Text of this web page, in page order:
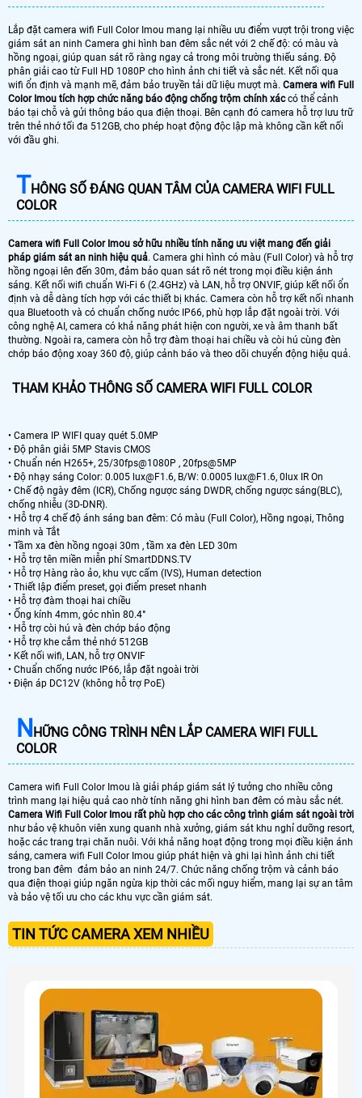
Lắp đặt camera wifi Full Color Imou mang lại nhiều ưu điểm vượt trội trong việc
giám sát an ninh Camera ghi hình ban đêm sắc nét với 2 chế độ: có màu và
hồng ngoại, giúp quan sát rõ ràng ngay cả trong môi trường thiếu sáng. Độ
phân giải cao từ Full HD 1080P cho hình ảnh chi tiết và sắc nét. Kết nối qua
wifi ổn định và mạnh mẽ, đảm bảo truyền tải dữ liệu mượt mà. Camera wifi Full
Color Imou tích hợp chức năng báo động chống trộm chính xáccó thể cảnh
báo tại chỗ và gửi thông báo qua điện thoại. Bên cạnh đó camera hỗ trợ lưu trữ
trên thẻ nhớ tối đa 512GB, cho phép hoạt động độc lập mà không cần kết nối
với đầu ghi.
THÔNG SỐ ĐÁNG QUAN TÂM CỦA CAMERA WIFI FULL
COLOR
Camera wifi Full Color Imou sở hữu nhiều tính năng ưu việt mang đến giải
pháp giám sát an ninh hiệu quả. Camera ghi hình có màu (Full Color) và hỗ trợ
hồng ngoại lên đến 30m, đảm bảo quan sát rõ nét trong mọi điều kiện ánh
sáng. Kết nối wifi chuẩn Wi-Fi 6 (2.4GHz) và LAN, hỗ trợ ONVIF, giúp kết nối ổn
định và dễ dàng tích hợp với các thiết bị khác. Camera còn hỗ trợ kết nối nhanh
qua Bluetooth và có chuẩn chống nước IP66, phù hợp lắp đặt ngoài trời. Với
công nghệ AI, camera có khả năng phát hiện con người, xe và âm thanh bất
thường. Ngoài ra, camera còn hỗ trợ đàm thoại hai chiều và còi hú cùng đèn
chớp báo động xoay 360 độ, giúp cảnh báo và theo dõi chuyển động hiệu quả.
THAM KHẢO THÔNG SỐ CAMERA WIFI FULL COLOR
• Camera IP WIFI quay quét 5.0MP
• Độ phân giải 5MP Stavis CMOS
• Chuẩn nén H265+, 25/30fps@1080P , 20fps@5MP
• Độ nhạy sáng Color: 0.005 lux@F1.6, B/W: 0.0005 lux@F1.6, 0lux IR On
• Chế độ ngày đêm (ICR), Chống ngược sáng DWDR, chống ngược sáng(BLC),
chống nhiễu (3D-DNR).
• Hỗ trợ 4 chế độ ánh sáng ban đêm: Có màu (Full Color), Hồng ngoại, Thông
minh và Tắt
• Tầm xa đèn hồng ngoại 30m , tầm xa đèn LED 30m
• Hỗ trợ tên miền miễn phí SmartDDNS.TV
• Hỗ trợ Hàng rào ảo, khu vực cấm (IVS), Human detection
• Thiết lập điểm preset, gọi điểm preset nhanh
• Hỗ trợ đàm thoại hai chiều
• Ống kính 4mm, góc nhìn 80.4°
• Hỗ trợ còi hú và đèn chớp báo động
• Hỗ trợ khe cắm thẻ nhớ 512GB
• Kết nối wifi, LAN, hỗ trợ ONVIF
• Chuẩn chống nước IP66, lắp đặt ngoài trời
• Điện áp DC12V (không hỗ trợ PoE)
NHỮNG CÔNG TRÌNH NÊN LẮP CAMERA WIFI FULL
COLOR
Camera wifi Full Color Imou là giải pháp giám sát lý tưởng cho nhiều công
trình mang lại hiệu quả cao nhờ tính năng ghi hình ban đêm có màu sắc nét.
Camera Wifi Full Color Imou rất phù hợp cho các công trình giám sát ngoài trời
như bảo vệ khuôn viên xung quanh nhà xưởng, giám sát khu nghỉ dưỡng resort,
hoặc các trang trại chăn nuôi. Với khả năng hoạt động trong mọi điều kiện ánh
sáng, camera wifi Full Color Imou giúp phát hiện và ghi lại hình ảnh chi tiết
trong ban đêm đảm bảo an ninh 24/7. Chức năng chống trộm và cảnh báo
qua điện thoại giúp ngăn ngừa kịp thời các mối nguy hiểm, mang lại sự an tâm
và bảo vệ tối ưu cho các khu vực cần giám sát.
TIN TỨC CAMERA XEM NHIỀU